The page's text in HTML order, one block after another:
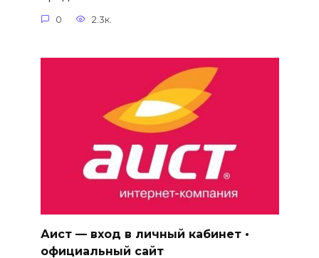
0 2.3к.
Аист — вход в личный кабинет •
официальный сайт